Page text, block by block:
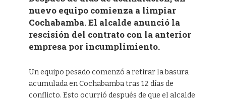
nuevo equipo comienza a limpiar
Cochabamba. El alcalde anunció la
rescisión del contrato con la anterior
empresa por incumplimiento.
Un equipo pesado comenzó a retirar la basura
acumulada en Cochabamba tras 12 días de
conflicto. Esto ocurrió después de que el alcalde